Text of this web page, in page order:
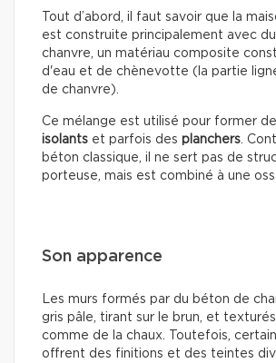
Tout d’abord, il faut savoir que la
est construite principalement avec
chanvre, un matériau composite
d'eau et de chènevotte (la partie
de chanvre).
Ce mélange est utilisé pour former
isolants et parfois des planchers .
béton classique, il ne sert pas de
porteuse, mais est combiné à une
Son apparence
Les murs formés par du béton de
gris pâle, tirant sur le brun, et
comme de la chaux. Toutefois,
offrent des finitions et des teintes